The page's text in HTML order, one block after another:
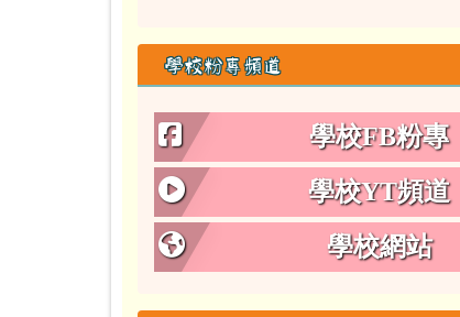
學校粉專頻道
學校FB粉專
學校YT頻道
學校網站